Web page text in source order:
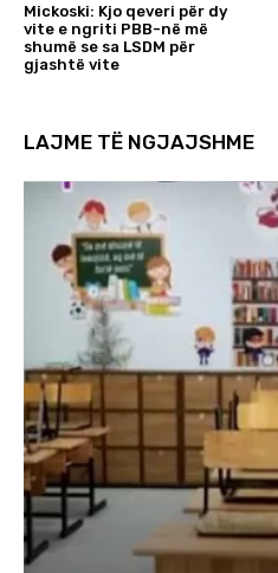
Mickoski: Kjo qeveri për dy
vite e ngriti PBB-në më
shumë se sa LSDM për
gjashtë vite
LAJME TË NGJAJSHME